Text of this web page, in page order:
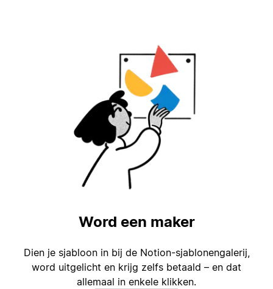
Word een maker
Dien je sjabloon in bij de Notion-sjablonengalerij,
word uitgelicht en krijg zelfs betaald – en dat
allemaal in enkele klikken.